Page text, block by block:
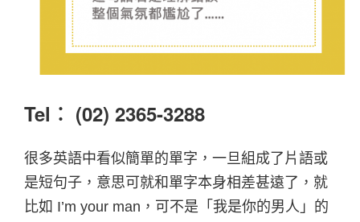
Tel︰ (02) 2365-3288
很多英語中看似簡單的單字，一旦組成了片語或
是短句子，意思可就和單字本身相差甚遠了，就
比如 I’m your man，可不是「我是你的男人」的